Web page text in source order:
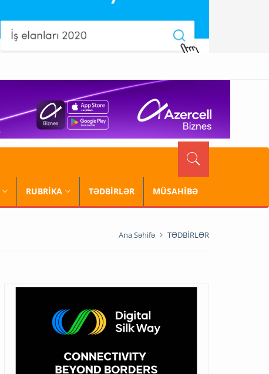
RUBRİKA TƏDBİRLƏR MÜSAHİBƏ
Ana Səhifə TƏDBİRLƏR